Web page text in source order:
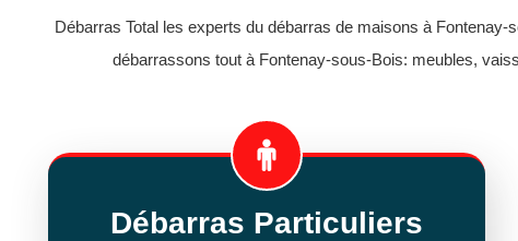
Débarras Total les experts du débarras de maisons à
débarrassons tout à Fontenay-sous-Bois: meubles,
Débarras Particuliers